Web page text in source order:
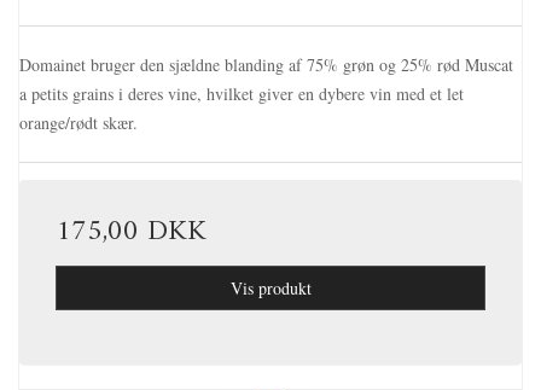
Domainet bruger den sjældne blanding af 75% grøn og 25% rød Muscat
a petits grains i deres vine, hvilket giver en dybere vin med et let
orange/rødt skær.
175,00 DKK
Vis produkt